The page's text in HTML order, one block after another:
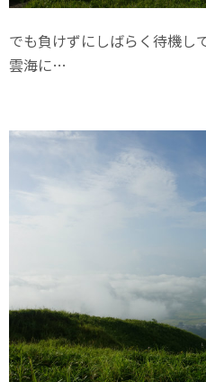
でも負けずにしばらく待機し
雲海に…